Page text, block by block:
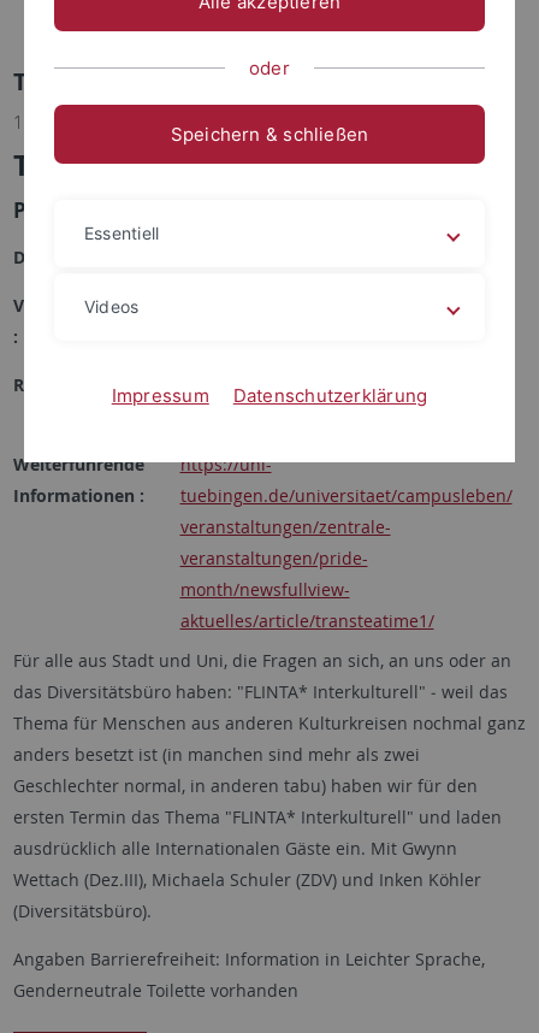
Universitäres Wohlbefinden
Termindetails
11.06.2026 | Universität Tübingen
TransTeaTime#1
Pride Month Tübingen 2026
Datum :
Veranstaltungsort
:
2.OG, Wilhelmstraße 11 (Hintereingang)
Referent/in :
Gwynn Wettach, Michaela Schuler, Inken
Weiterführende
Informationen :
https://uni-
tuebingen.de/universitaet/campusleben/
veranstaltungen/zentrale-
veranstaltungen/pride-
month/newsfullview-
aktuelles/article/transteatime1/
Für alle aus Stadt und Uni, die Fragen an sich, an uns oder an
das Diversitätsbüro haben: "FLINTA* Interkulturell" ‑ weil das
Thema für Menschen aus anderen Kulturkreisen nochmal ganz
anders besetzt ist (in manchen sind mehr als zwei
Geschlechter normal, in anderen tabu) haben wir für den
ersten Termin das Thema "FLINTA* Interkulturell" und laden
ausdrücklich alle Internationalen Gäste ein. Mit Gwynn
Wettach (Dez.III), Michaela Schuler (ZDV) und Inken Köhler
(Diversitätsbüro).
Angaben Barrierefreiheit: Information in Leichter Sprache,
Genderneutrale Toilette vorhanden
oder
Speichern & schließen
Essentiell
Videos
Impressum Datenschutzerklärung